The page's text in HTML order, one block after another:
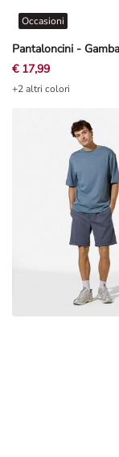
Occasioni
€ 17,99
+2 altri colori